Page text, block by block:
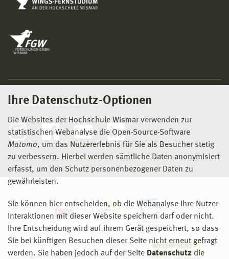
Ihre Datenschutz-Optionen
Die Websites der Hochschule Wismar verwenden zur
statistischen Webanalyse die Open-Source-Software
Matomo, um das Nutzererlebnis für Sie als Besucher stetig
zu verbessern. Hierbei werden sämtliche Daten anonymisiert
erfasst, um den Schutz personenbezogener Daten zu
gewährleisten.
Sie können hier entscheiden, ob die Webanalyse Ihre Nutzer-
Interaktionen mit dieser Website speichern darf oder nicht.
Ihre Entscheidung wird auf ihrem Gerät gespeichert, so dass
Sie bei künftigen Besuchen dieser Seite nicht erneut gefragt
werden. Sie haben jedoch auf der Seite Datenschutz die
Social Media